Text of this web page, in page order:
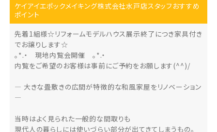
ケイアイエポックメイキング株式会社水戸店スタッフおすすめ
ポイント
先着1組様☆リフォームモデルハウス展示終了につき家具付き
でお譲りします☆
。*.・ 現地内覧会開催 。*.・
内覧をご希望のお客様は事前にご予約をお願します(^^)/
― 大きな畳敷きの広間が特徴的な和風家屋をリノベーション
―
当時はよく見られた一般的な間取りも
現代人の暮らしには使いづらい部分が出てきてしまうもの。